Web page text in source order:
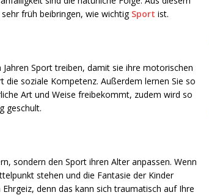
früh beibringen, wie wichtig Sport ist.
Sport treiben, damit sie ihre motorischen
soziale Kompetenz. Außerdem lernen Sie so
Art und Weise freibekommt, zudem wird so
geschult.
sondern den Sport ihren Alter anpassen. Wenn
stehen und die Fantasie der Kinder
denn das kann sich traumatisch auf Ihre